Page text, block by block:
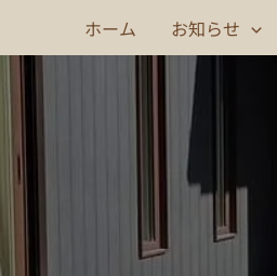
ホーム お知らせ